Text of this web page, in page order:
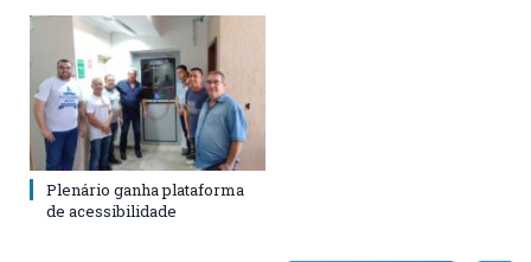
Plenário ganha plataforma
de acessibilidade